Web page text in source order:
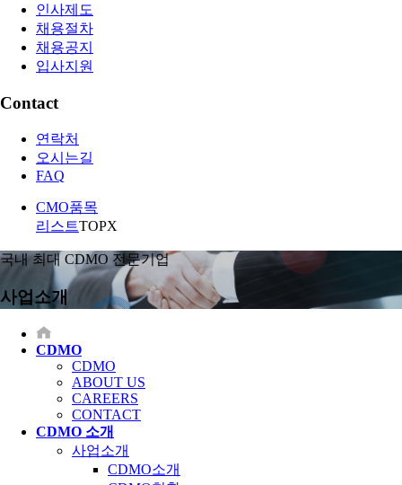
인사제도
채용절차
채용공지
입사지원
Contact
연락처
오시는길
FAQ
CMO품목
리스트TOPX
국내 최대 CDMO 전문기업
사업소개
CDMO
CDMO
ABOUT US
CAREERS
CONTACT
CDMO 소개
사업소개
CDMO소개